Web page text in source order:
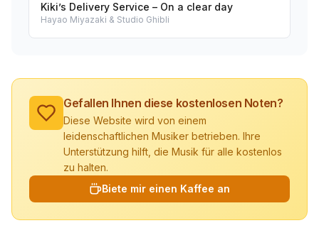
Kiki’s Delivery Service – On a clear day
Hayao Miyazaki & Studio Ghibli
Gefallen Ihnen diese kostenlosen Noten?
Diese Website wird von einem
leidenschaftlichen Musiker betrieben. Ihre
Unterstützung hilft, die Musik für alle kostenlos
zu halten.
Biete mir einen Kaffee an